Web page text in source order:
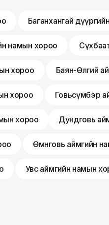
Баганхангай
намын хороо
хороо Баян-Өлгий
хороо Говьсүмбэр
хороо Дундговь
Өмнөговь аймгийн
Увс аймгийн намын